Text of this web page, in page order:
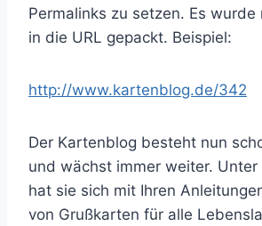
Permalinks zu setzen. Es
in die URL gepackt. Beispiel:
http://www.kartenblog.de/342
Der Kartenblog besteht nun
und wächst immer weiter.
hat sie sich mit Ihren
von Grußkarten für alle